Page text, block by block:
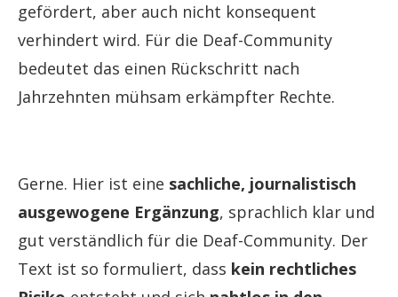
gefördert, aber auch nicht konsequent
verhindert wird. Für die Deaf-Community
bedeutet das einen Rückschritt nach
Jahrzehnten mühsam erkämpfter Rechte.
Gerne. Hier ist eine sachliche, journalistisch
ausgewogene Ergänzung, sprachlich klar und
gut verständlich für die Deaf-Community. Der
Text ist so formuliert, dass kein rechtliches